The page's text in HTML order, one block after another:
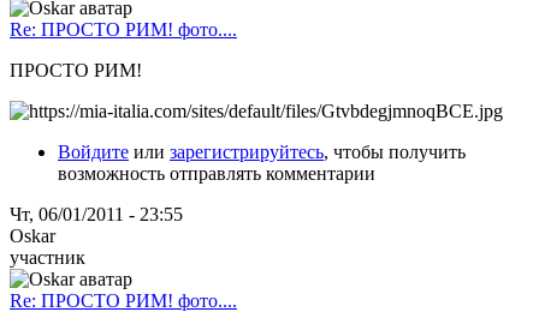
Re: ПРОСТО РИМ! фото....
ПРОСТО РИМ!
Войдите или зарегистрируйтесь, чтобы получить
возможность отправлять комментарии
Чт, 06/01/2011 - 23:55
Oskar
участник
Re: ПРОСТО РИМ! фото....